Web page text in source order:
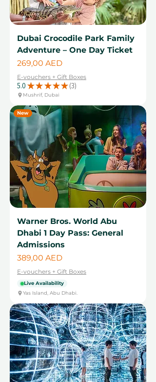
Dubai Crocodile Park Family
Adventure – One Day Ticket
Cena
269,00 AED
E-vouchers + Gift Boxes
5.0 ★ ★ ★ ★ ★ 3
3
Mushrif, Dubai
New
Warner Bros. World Abu
Dhabi 1 Day Pass: General
Admissions
Cena
389,00 AED
E-vouchers + Gift Boxes
Live Availability
Yas Island, Abu Dhabi.